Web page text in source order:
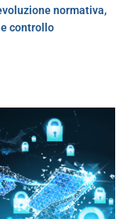
normativa,
controllo